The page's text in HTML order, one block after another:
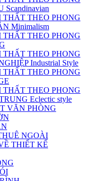
Scandinavian
THEO PHONG
Minimalism
THEO PHONG
THEO PHONG
Industrial Style
THEO PHONG
THEO PHONG
Eclectic style
VĂN PHÒNG
NGOÀI
THIẾT KẾ